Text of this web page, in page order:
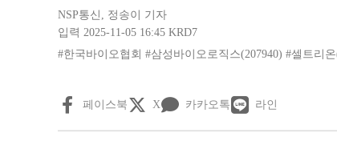
NSP통신 , 정송이 기자
입력 2025-11-05 16:45 KRD7
#한국바이오협회 #삼성바이오로직스(207940) #셀트리
페이스북 X 카카오톡 라인